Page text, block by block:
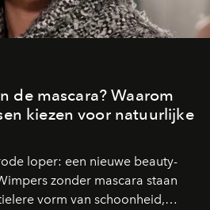
de mascara? Waarom
kiezen voor natuurlijke
loper: een nieuwe beauty-
zonder mascara staan
vorm van schoonheid,